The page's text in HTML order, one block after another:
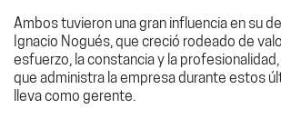
Ambos tuvieron una gran influencia en su
Ignacio Nogués, que creció rodeado de
esfuerzo, la constancia y la
que administra la empresa durante estos
lleva como gerente.